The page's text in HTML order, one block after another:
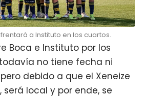
a Instituto en los cuartos.
Boca e Instituto por los
no tiene fecha ni
debido a que el Xeneize
local y por ende, se